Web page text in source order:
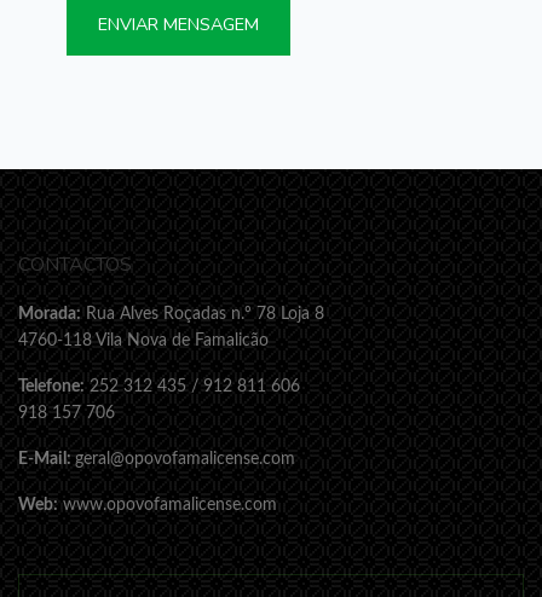
ENVIAR MENSAGEM
CONTACTOS
Morada: Rua Alves Roçadas n.º 78 Loja 8
4760-118 Vila Nova de Famalicão
Telefone: 252 312 435 / 912 811 606
918 157 706
E-Mail: geral@opovofamalicense.com
Web: www.opovofamalicense.com